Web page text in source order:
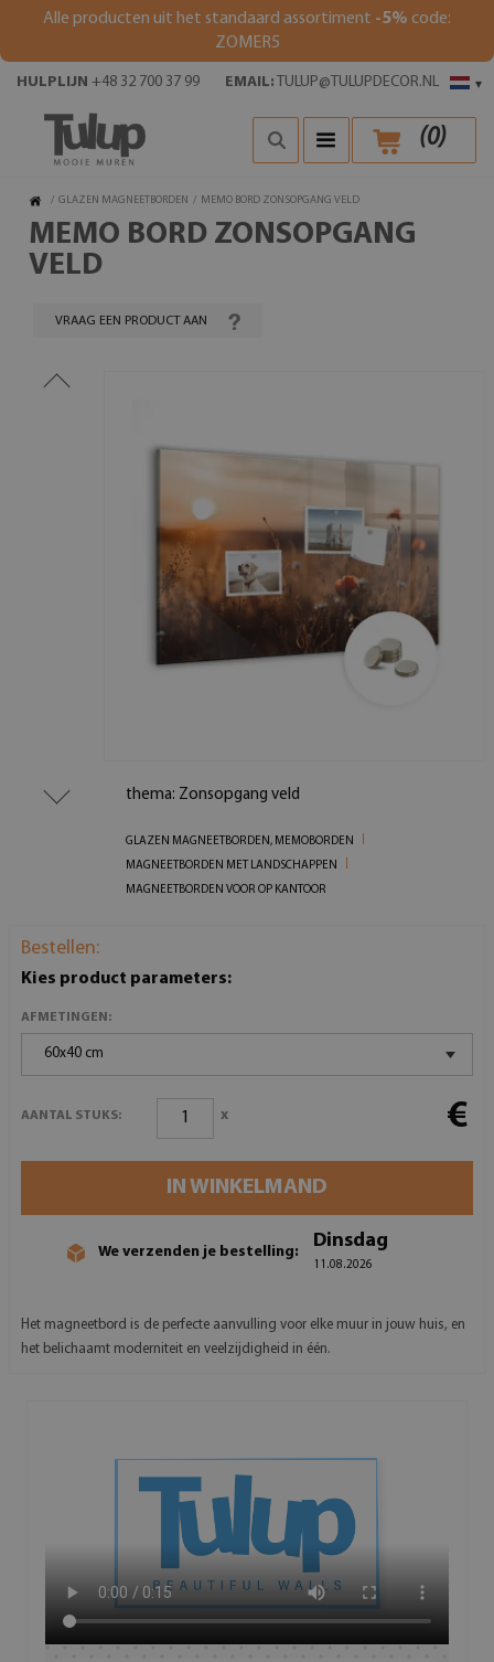
Alle producten uit het standaard assortiment -5% code:
ZOMER5
▾
HULPLIJN +48 32 700 37 99 EMAIL: TULUP@TULUPDECOR.NL
(0)
/ GLAZEN MAGNEETBORDEN / MEMO BORD ZONSOPGANG VELD
MEMO BORD ZONSOPGANG
VELD
VRAAG EEN PRODUCT AAN
thema: Zonsopgang veld
GLAZEN MAGNEETBORDEN, MEMOBORDEN
MAGNEETBORDEN MET LANDSCHAPPEN
MAGNEETBORDEN VOOR OP KANTOOR
Bestellen:
Kies product parameters:
AFMETINGEN:
60x40 cm
AANTAL STUKS: x €
IN WINKELMAND
We verzenden je bestelling:
Dinsdag
11.08.2026
Het magneetbord is de perfecte aanvulling voor elke muur in jouw huis, en
het belichaamt moderniteit en veelzijdigheid in één.